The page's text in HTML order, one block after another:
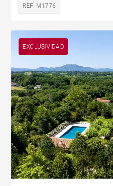
REF. M1776
EXCLUSIVIDAD